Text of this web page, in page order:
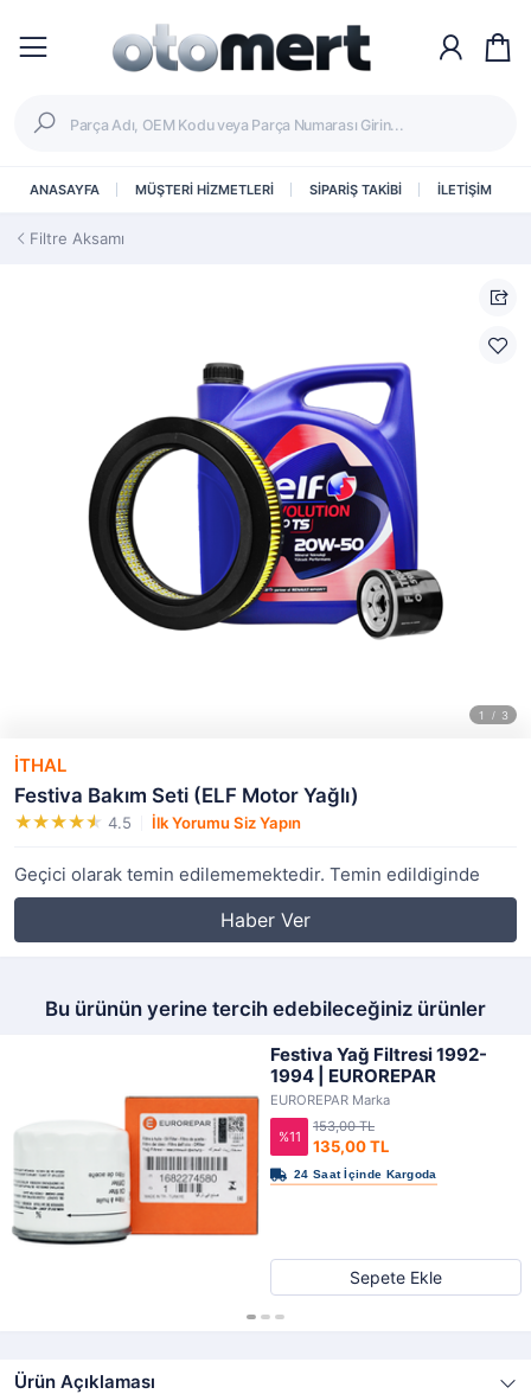
ANASAYFA MÜŞTERİ HİZMETLERİ SİPARİŞ TAKİBİ İLETİŞİM
Filtre Aksamı
İTHAL
Festiva Bakım Seti (ELF Motor Yağlı)
4.5 İlk Yorumu Siz Yapın
Geçici olarak temin edilememektedir. Temin edildiginde
Haber Ver
Bu ürünün yerine tercih edebileceğiniz ürünler
Festiva Yağ Filtresi 1992-
1994 | EUROREPAR
EUROREPAR Marka
%11 135,00 TL
153,00 TL
Sepete Ekle
Ürün Açıklaması